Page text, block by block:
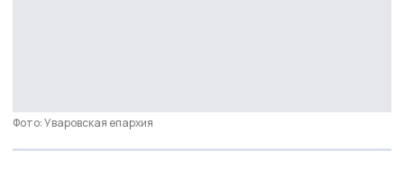
Фото: Уваровская епархия